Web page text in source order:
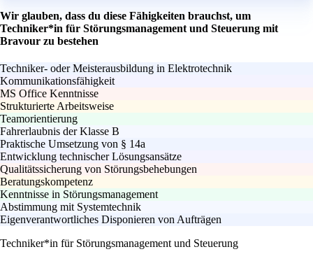
Wir glauben, dass du diese Fähigkeiten brauchst, um
Techniker*in für Störungsmanagement und Steuerung mit
Bravour zu bestehen
Techniker- oder Meisterausbildung in Elektrotechnik
Kommunikationsfähigkeit
MS Office Kenntnisse
Strukturierte Arbeitsweise
Teamorientierung
Fahrerlaubnis der Klasse B
Praktische Umsetzung von § 14a
Entwicklung technischer Lösungsansätze
Qualitätssicherung von Störungsbehebungen
Beratungskompetenz
Kenntnisse in Störungsmanagement
Abstimmung mit Systemtechnik
Eigenverantwortliches Disponieren von Aufträgen
Techniker*in für Störungsmanagement und Steuerung